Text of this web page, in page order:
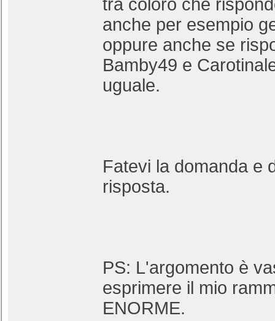
tra coloro che
anche per esempio
oppure anche se
Bamby49 e
uguale.
Fatevi la domanda e
risposta.
PS: L'argomento è
esprimere il mio
ENORME.